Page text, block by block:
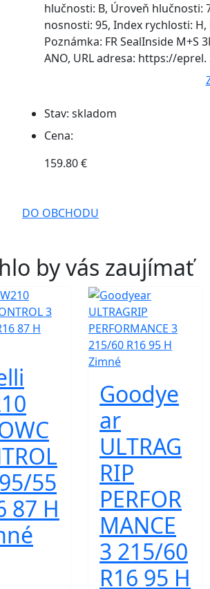
hlučnosti: B, Úroveň hlučnosti:
nosnosti: 95, Index rychlosti: H,
Poznámka: FR SealInside M+S
ANO, URL adresa: https://eprel.
Stav: skladom
Cena:
159.80 €
DO OBCHODU
by vás zaujímať
55
87 H
Goodye
ar
ULTRAG
RIP
PERFOR
MANCE
3 215/60
R16 95 H